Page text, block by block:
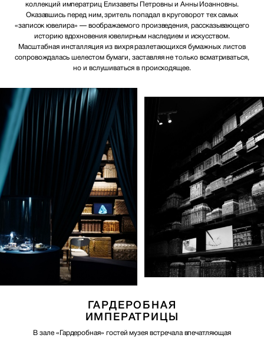
коллекций императриц Елизаветы Петровны и Анны Иоанновны.
Оказавшись перед ним, зритель попадал в круговорот тех самых
«записок ювелира» — воображаемого произведения, рассказывающего
историю вдохновения ювелирным наследием и искусством.
Масштабная инсталляция из вихря разлетающихся бумажных листов
сопровождалась шелестом бумаги, заставляя не только всматриваться,
но и вслушиваться в происходящее.
ГАРДЕРОБНАЯ
ИМПЕРАТРИЦЫ
В зале «Гардеробная» гостей музея встречала впечатляющая